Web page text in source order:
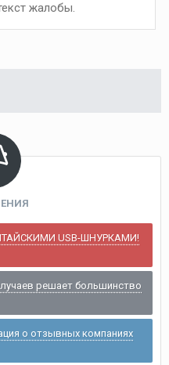
жалобы.
USB-ШНУРКАМИ!
решает большинство
о отзывных компаниях